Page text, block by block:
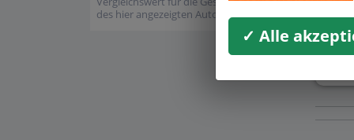
des hier angezeigten Autohauses dar.
✓ Alle